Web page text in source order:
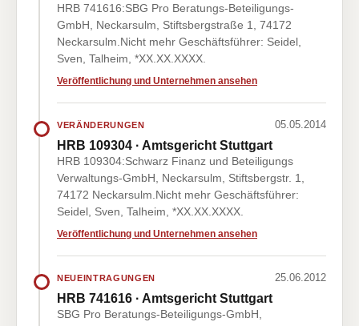
HRB 741616:SBG Pro Beratungs-Beteiligungs-
GmbH, Neckarsulm, Stiftsbergstraße 1, 74172
Neckarsulm.Nicht mehr Geschäftsführer: Seidel,
Sven, Talheim, *XX.XX.XXXX.
Veröffentlichung und Unternehmen ansehen
VERÄNDERUNGEN 05.05.2014
HRB 109304 · Amtsgericht Stuttgart
HRB 109304:Schwarz Finanz und Beteiligungs
Verwaltungs-GmbH, Neckarsulm, Stiftsbergstr. 1,
74172 Neckarsulm.Nicht mehr Geschäftsführer:
Seidel, Sven, Talheim, *XX.XX.XXXX.
Veröffentlichung und Unternehmen ansehen
NEUEINTRAGUNGEN 25.06.2012
HRB 741616 · Amtsgericht Stuttgart
SBG Pro Beratungs-Beteiligungs-GmbH,